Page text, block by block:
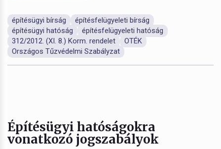
építésügyi bírság
építésfelügyeleti bírság
építésügyi hatóság
építésfelügyeleti hatóság
312/2012. (XI. 8.) Korm. rendelet
OTÉK
Országos Tűzvédelmi Szabályzat
Építésügyi hatóságokra
vonatkozó jogszabályok